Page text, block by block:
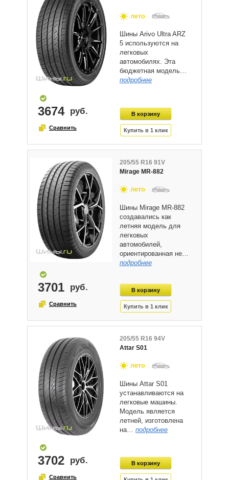
лето
Шины Arivo Ultra ARZ
5 используются на
легковых
автомобилях. Эта
бюджетная модель…
подробнее
3674
205/55 R16 91V
Mirage MR-882
лето
Шины Mirage MR-882
создавались как
летняя модель для
легковых
автомобилей,
ориентированная не…
подробнее
3701
205/55 R16 94V
Attar S01
лето
Шины Attar S01
устанавливаются на
легковые машины.
Модель является
летней, изготовлена
на… подробнее
3702